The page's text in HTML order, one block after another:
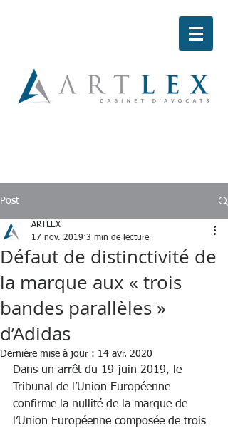
Post
Défaut de distinctivité de
la marque aux « trois
bandes parallèles »
d’Adidas
ARTLEX
17 nov. 2019 3 min de lecture
Dernière mise à jour : 14 avr. 2020
Dans un arrêt du 19 juin 2019, le
Tribunal de l’Union Européenne
confirme la nullité de la marque de
l’Union Européenne composée de trois